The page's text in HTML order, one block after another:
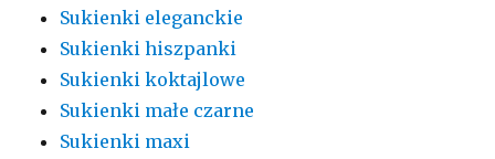
Sukienki eleganckie
Sukienki hiszpanki
Sukienki koktajlowe
Sukienki małe czarne
Sukienki maxi